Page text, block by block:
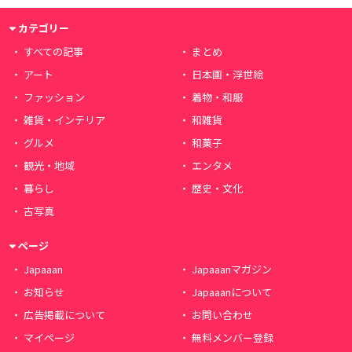
カテゴリー
すべての記事
まとめ
アート
日本画・浮世絵
ファッション
着物・和服
雑貨・インテリア
和雑貨
グルメ
和菓子
観光・地域
エンタメ
暮らし
歴史・文化
古写真
ページ
Japaaan
Japaaanマガジン
お知らせ
Japaaanについて
広告掲載について
お問い合わせ
マイページ
無料メンバー登録